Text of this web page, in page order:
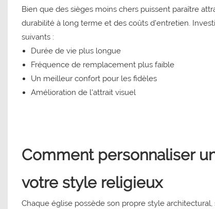
Bien que des sièges moins chers puissent paraître
durabilité à long terme et des coûts d'entretien.
suivants :
Durée de vie plus longue
Fréquence de remplacement plus faible
Un meilleur confort pour les fidèles
Amélioration de l'attrait visuel
Comment personnaliser
votre style religieux
Chaque église possède son propre style